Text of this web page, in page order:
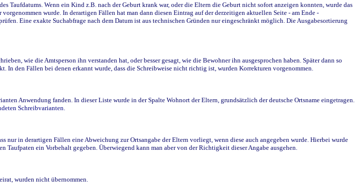
Taufdatums. Wenn ein Kind z.B. nach der Geburt krank war, oder die Eltern die Geburt nicht sofort anzeigen konnten, wurde das
wurde. In derartigen Fällen hat man dann diesen Eintrag auf der derzeitigen aktuellen Seite - am Ende -
Eine exakte Suchabfrage nach dem Datum ist aus technischen Gründen nur eingeschränkt möglich. Die Ausgabesortierung
wie die Amtsperson ihn verstanden hat, oder besser gesagt, wie die Bewohner ihn ausgesprochen haben. Später dann so
den Fällen bei denen erkannt wurde, dass die Schreibweise nicht richtig ist, wurden Korrekturen vorgenommen.
Anwendung fanden. In dieser Liste wurde in der Spalte Wohnort der Eltern, grundsätzlich der deutsche Ortsname eingetragen.
Schreibvarianten.
nur in derartigen Fällen eine Abweichung zur Ortsangabe der Eltern vorliegt, wenn diese auch angegeben wurde. Hierbei wurde
ein Vorbehalt gegeben. Überwiegend kann man aber von der Richtigkeit dieser Angabe ausgehen.
wurden nicht übernommen.